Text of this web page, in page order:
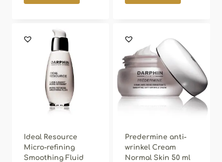
Ideal Resource
Micro-refining
Smoothing Fluid
Predermine anti-
wrinkel Cream
Normal Skin 50 ml